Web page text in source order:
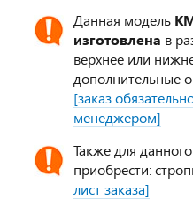
Данная модель
изготовлена в
верхнее или
дополнительные
[заказ
менеджером]
Также для
приобрести:
лист заказа]